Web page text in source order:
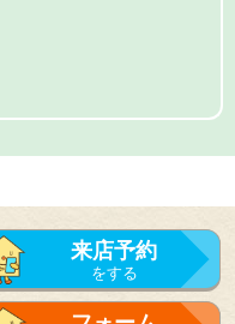
来店予約
をする